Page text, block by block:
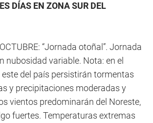
DÍAS EN ZONA SUR DEL
“Jornada otoñal”. Jornada
nubosidad variable. Nota: en el
este del país persistirán tormentas
y precipitaciones moderadas y
vientos predominarán del Noreste,
fuertes. Temperaturas extremas